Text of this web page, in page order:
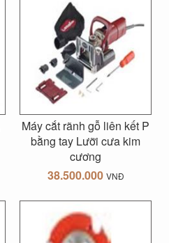
Máy cắt rãnh gỗ liên kết P
bằng tay Lưỡi cưa kim
cương
38.500.000 VNĐ